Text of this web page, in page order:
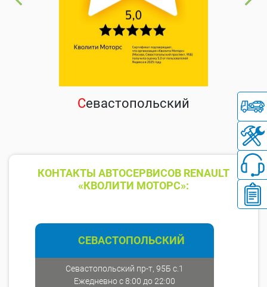
Севастопольский
КОНТАКТЫ АВТОСЕРВИСОВ RENAULT
«КВОЛИТИ МОТОРС»:
СЕВАСТОПОЛЬСКИЙ
Севастопольский пр-т, 95Б с.1
Ежедневно с 8:00 до 22:00